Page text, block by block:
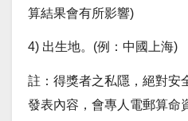
算結果會有所影響)
4) 出生地。(例：中國上海)
註：得獎者之私隱，絕對安
發表內容，會專人電郵算命